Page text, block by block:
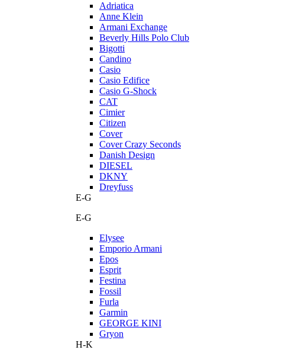
Adriatica
Anne Klein
Armani Exchange
Beverly Hills Polo Club
Bigotti
Candino
Casio
Casio Edifice
Casio G-Shock
CAT
Cimier
Citizen
Cover
Cover Crazy Seconds
Danish Design
DIESEL
DKNY
Dreyfuss
E-G
E-G
Elysee
Emporio Armani
Epos
Esprit
Festina
Fossil
Furla
Garmin
GEORGE KINI
Gryon
H-K